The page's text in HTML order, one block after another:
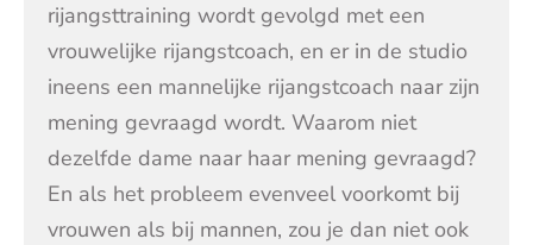
rijangsttraining wordt gevolgd met een
vrouwelijke rijangstcoach, en er in de studio
ineens een mannelijke rijangstcoach naar zijn
mening gevraagd wordt. Waarom niet
dezelfde dame naar haar mening gevraagd?
En als het probleem evenveel voorkomt bij
vrouwen als bij mannen, zou je dan niet ook